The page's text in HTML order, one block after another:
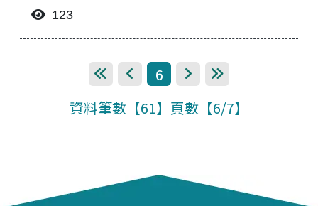
123
第一頁上一頁
6 下一頁最後一頁
資料筆數【61】頁數【6/7】